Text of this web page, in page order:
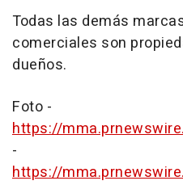
Todas las demás
comerciales son
dueños.
Foto -
https://
-
https://